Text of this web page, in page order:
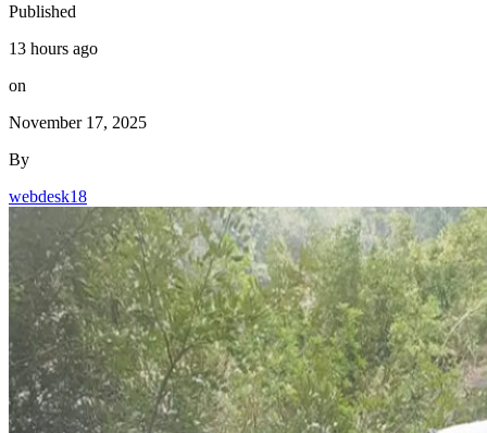
Published
13 hours ago
on
November 17, 2025
By
webdesk18